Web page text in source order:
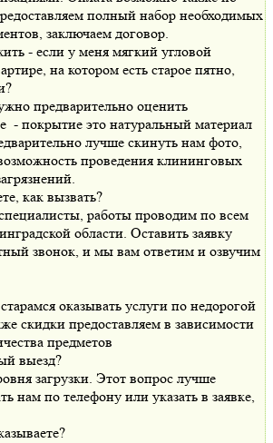
полный набор необходимых
заключаем договор.
- если у меня мягкий угловой
на котором есть старое пятно,
предварительно оценить
- покрытие это натуральный материал
лучше скинуть нам фото,
проведения клининговых
как вызвать?
работы проводим по всем
области. Оставить заявку
звонок, и мы вам ответим и озвучим
оказывать услуги по недорогой
скидки предоставляем в зависимости
предметов
выезд?
загрузки. Этот вопрос лучше
нам по телефону или указать в заявке,